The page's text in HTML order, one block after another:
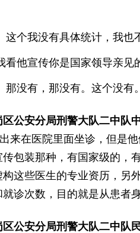
这个我没有具体统计，我也
看他宣传你是国家领导亲见
那没有，那没有。这个没有。
公安分局刑警大队二中队
来在医院里面坐诊，但是
传包装那种，有国家级的，
构这些医生的专业资历，另
诊次数，目的就是从患者
公安分局刑警大队二中队